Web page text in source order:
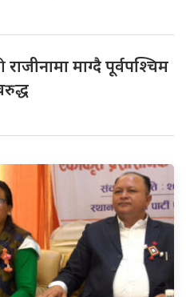
राजीनामा माग्दै पूर्वपश्चिम